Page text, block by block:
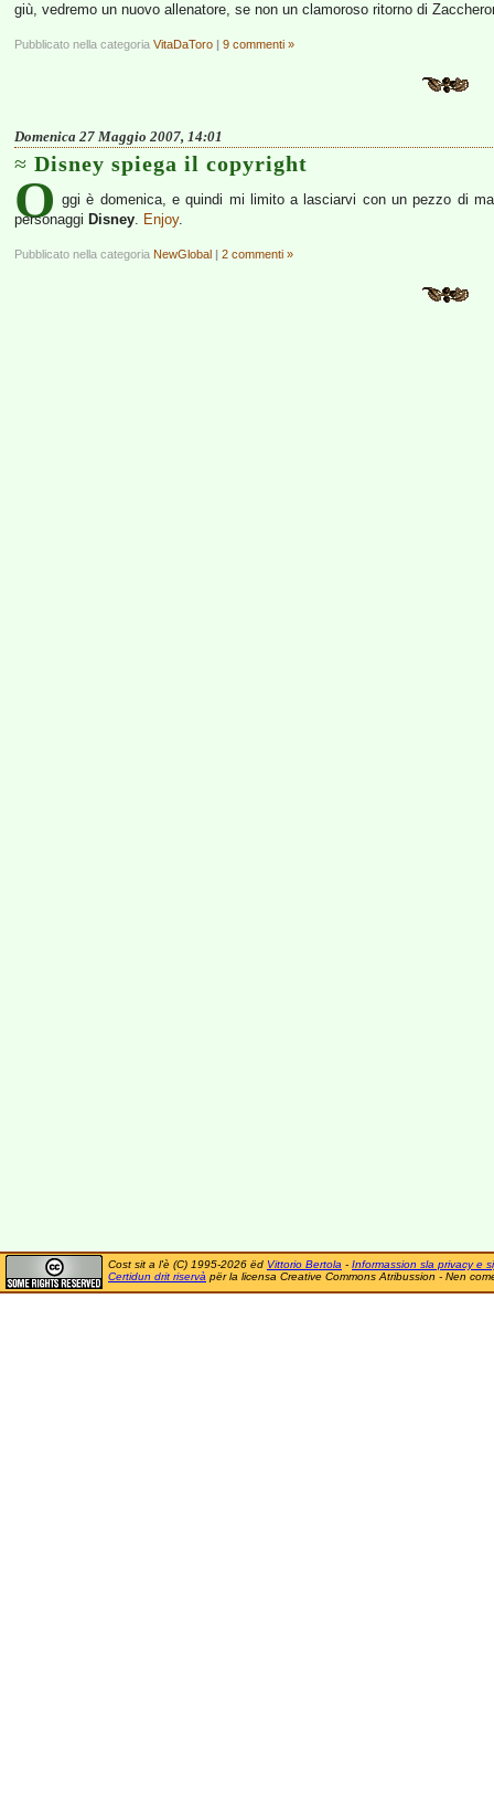
giù, vedremo un nuovo allenatore, se non un clamoroso ritorno di
Pubblicato nella categoria VitaDaToro | 9 commenti »
Domenica 27 Maggio 2007, 14:01
Disney spiega il copyright
O ggi è domenica, e quindi mi limito a lasciarvi con un pezzo di
personaggi Disney. Enjoy.
Pubblicato nella categoria NewGlobal | 2 commenti »
Cost sit a l'è (C) 1995-2026 ëd Vittorio Bertola - Informassion sla privacy e
Certidun drit riservà për la licensa Creative Commons Atribussion - Nen